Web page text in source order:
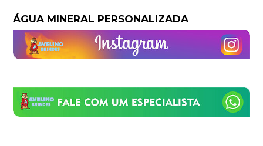
ÁGUA MINERAL PERSONALIZADA